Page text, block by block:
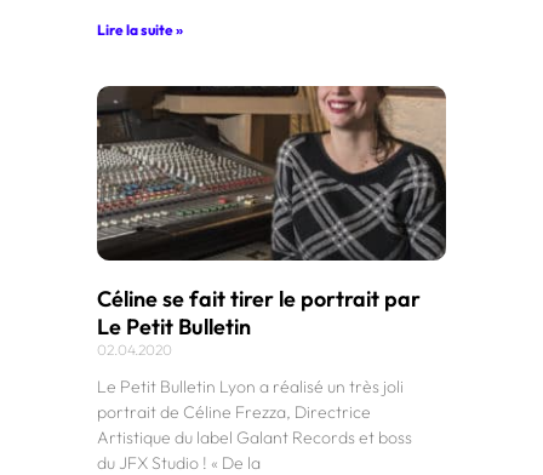
Lire la suite »
Céline se fait tirer le portrait par
Le Petit Bulletin
02.04.2020
Le Petit Bulletin Lyon a réalisé un très joli
portrait de Céline Frezza, Directrice
Artistique du label Galant Records et boss
du JFX Studio ! « De la